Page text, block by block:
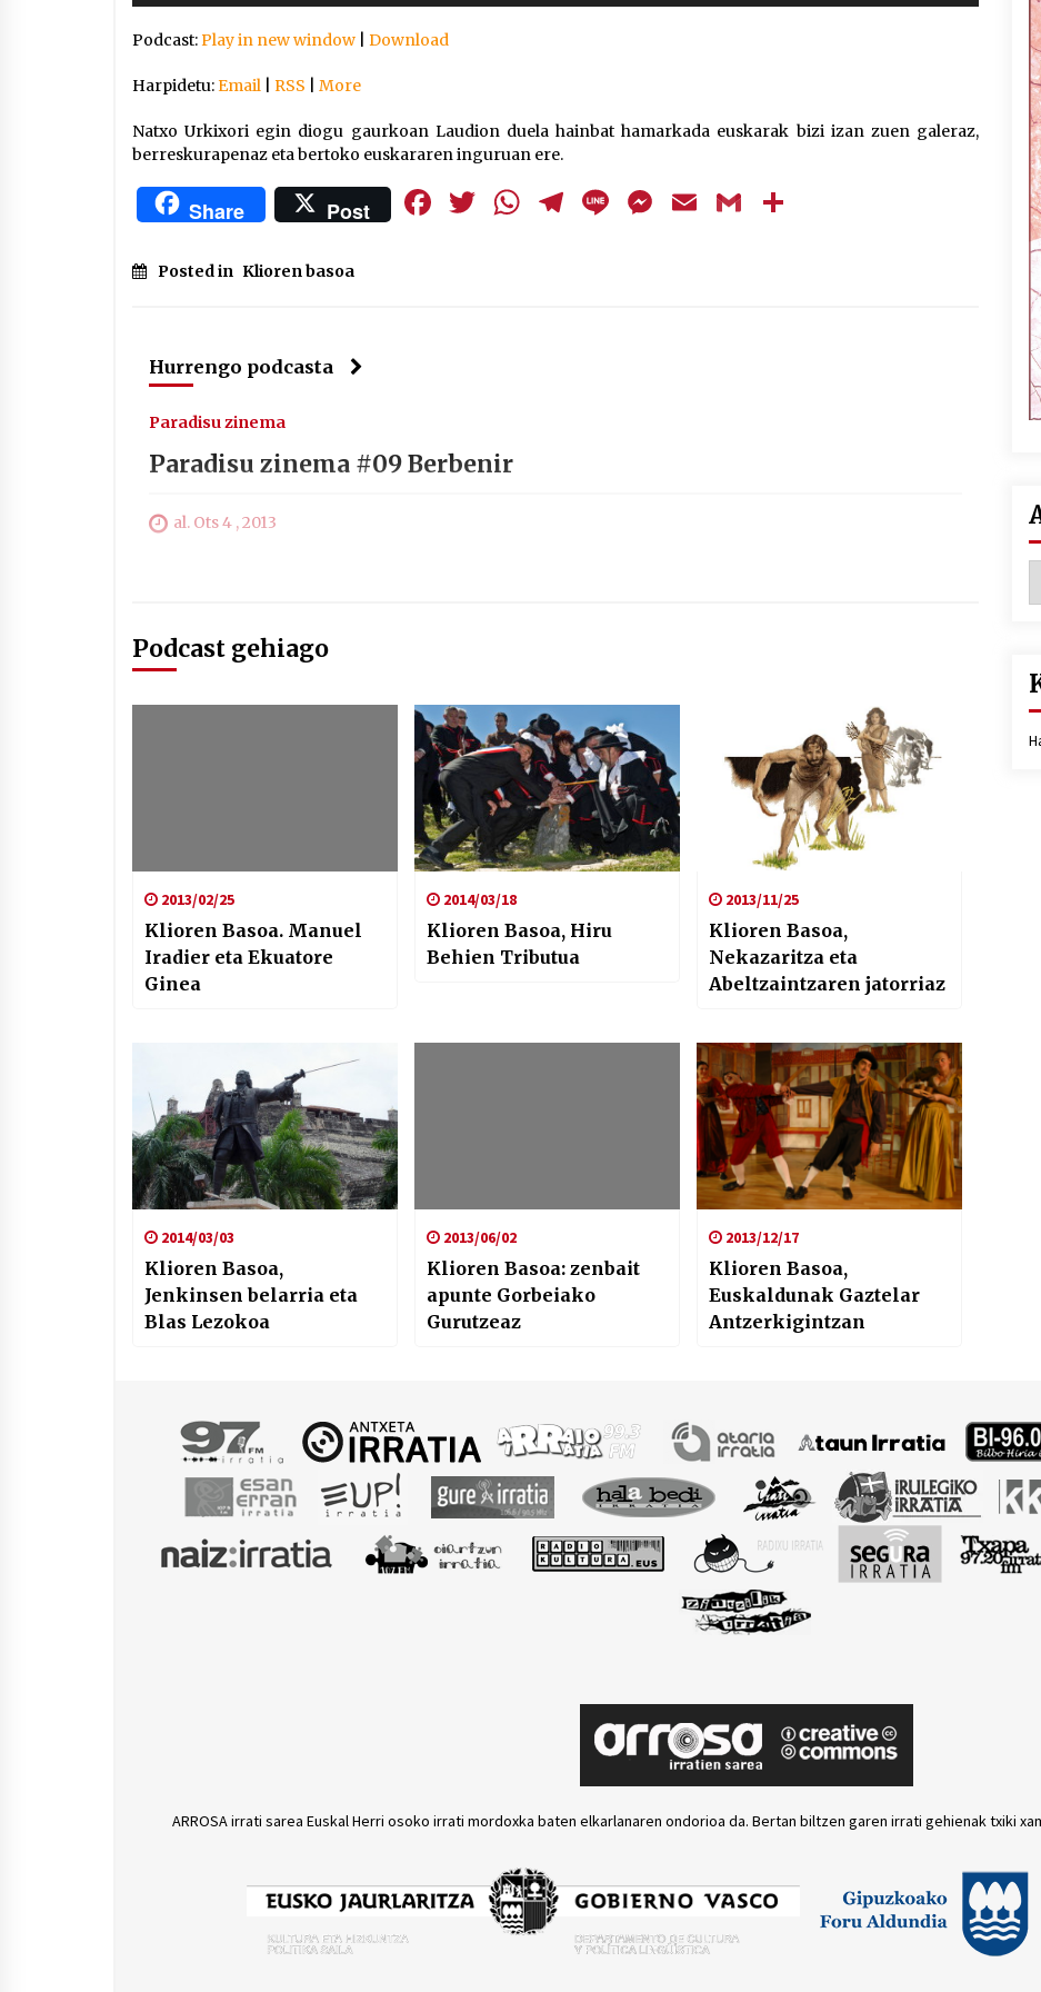
Mila esker guztioi!
Segura irratian Arrosaren 20
urteez
Arrosari buruzko erreportaia
2021/07/03
jaisteko.
Podcast:Play in new window Download
Harpidetu:Email RSS More
Natxo Urkixori egin diogu gaurkoan Laudion duela hainbat hamarkada euskarak bizi izan zuen galeraz,
berreskurapenaz eta bertoko euskararen inguruan ere.
Share Post Facebook
Twitter
WhatsApp
Telegram
LineMessenger
EmailGmail
Posted in Klioren basoa
Hurrengo podcasta
Paradisu zinema
Paradisu zinema #09 Berbenir
al. Ots 4 , 2013
Podcast gehiago
2013/02/25
Klioren Basoa. Manuel
Iradier eta Ekuatore
Ginea
2014/03/18
Klioren Basoa, Hiru
Behien Tributua
2013/11/25
Klioren Basoa,
Nekazaritza eta
Abeltzaintzaren jatorriaz
2014/03/03
Klioren Basoa,
Jenkinsen belarria eta
Blas Lezokoa
2013/06/02
Klioren Basoa: zenbait
apunte Gorbeiako
Gurutzeaz
2013/12/17
Klioren Basoa,
Euskaldunak Gaztelar
Antzerkigintzan
ARROSA irrati sarea Euskal Herri osoko irrati mordoxka baten elkarlanaren ondorioa da. Bertan biltzen garen irrati gehienak txiki